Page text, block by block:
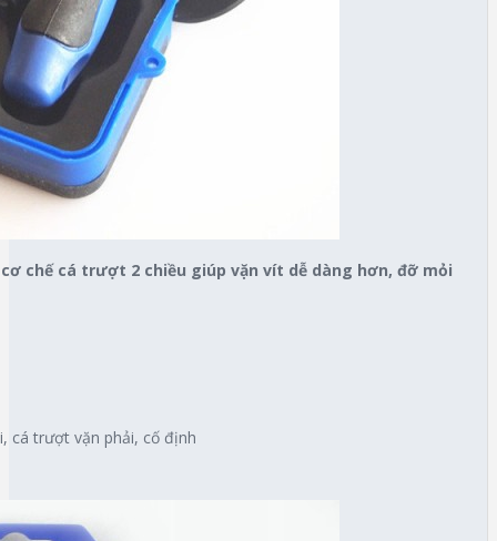
chế cá trượt 2 chiều giúp vặn vít dễ dàng hơn, đỡ mỏi
cá trượt vặn phải, cố định